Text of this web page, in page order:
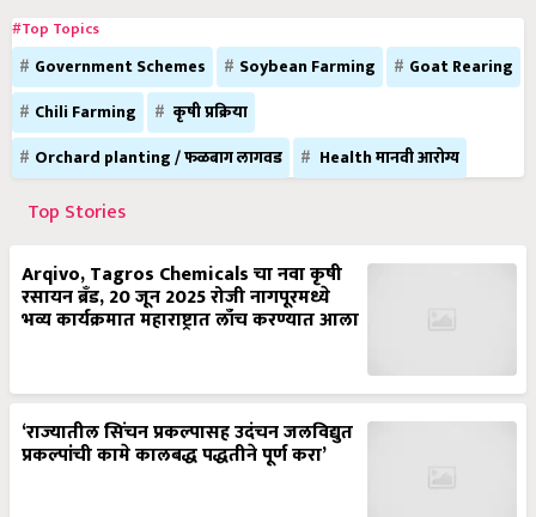
#Top Topics
Government Schemes Soybean Farming
Goat Rearing
Chili Farming
कृषी प्रक्रिया
Orchard planting / फळबाग लागवड
Health मानवी आरोग्य
Top Stories
Arqivo, Tagros Chemicals चा नवा कृषी
रसायन ब्रँड, 20 जून 2025 रोजी नागपूरमध्ये
भव्य कार्यक्रमात महाराष्ट्रात लाँच करण्यात आला
‘राज्यातील सिंचन प्रकल्पासह उदंचन जलविद्युत
प्रकल्पांची कामे कालबद्ध पद्धतीने पूर्ण करा’